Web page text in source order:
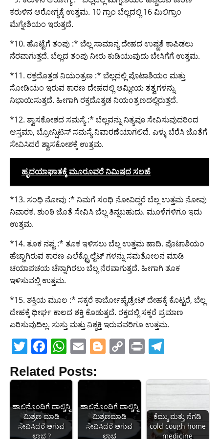
ಕರುಳಿನ ಆರೋಗ್ಯಕ್ಕೆ ಉತ್ತಮ. 10 ಗ್ರಾಂ ಬೆಲ್ಲದಲ್ಲಿ 16 ಮಿಲಿಗ್ರಾಂ
ಮೆಗ್ನೇಶಿಯಂ ಇರುತ್ತದೆ.
*10. ಹೊಟ್ಟೆಗೆ ತಂಪು :* ಬೆಲ್ಲ ಸಾಮಾನ್ಯ ದೇಹದ ಉಷ್ಣತೆ ಕಾಪಿಡಲು
ನೆರವಾಗುತ್ತದೆ. ಬೆಲ್ಲದ ತಂಪು ನೀರು ಕುಡಿಯುವುದು ಬೇಸಿಗೆಗೆ ಉತ್ತಮ.
*11. ರಕ್ತದೊತ್ತಡ ನಿಯಂತ್ರಣ :* ಬೆಲ್ಲದಲ್ಲಿ ಪೊಟಾಶಿಯಂ ಮತ್ತು
ಸೋಡಿಯಂ ಇರುವ ಕಾರಣ ದೇಹದಲ್ಲಿ ಆಮ್ಲೀಯ ತತ್ವಗಳನ್ನು
ನಿಭಾಯಿಸುತ್ತದೆ. ಹೀಗಾಗಿ ರಕ್ತದೊತ್ತಡ ನಿಯಂತ್ರಣದಲ್ಲಿರುತ್ತದೆ.
*12. ಶ್ವಾಸಕೋಶದ ಸಮಸ್ಯೆ :* ಬೆಲ್ಲವನ್ನು ನಿತ್ಯವೂ ಸೇವಿಸುವುದರಿಂದ
ಆಸ್ತಮಾ, ಬ್ರೋನ್ಷಿಟಿಸ್ ಸಮಸ್ಯೆ ನಿವಾರಣೆಯಾಗಲಿದೆ. ಎಳ್ಳು ಬೆರೆಸಿ ಜೊತೆಗೆ
ಸೇವಿಸಿದರೆ ಶ್ವಾಸಕೋಶಕ್ಕೆ ಉತ್ತಮ.
ಹೃದಯಾಘಾತಕ್ಕೆ ಮೂರೂವರೆ ನಿಮಿಷದ ಸಲಹೆ
*13. ಸಂಧಿ ನೋವು :* ನಿಮಗೆ ಸಂಧಿ ನೋವಿದ್ದರೆ ಬೆಲ್ಲ ಉತ್ತಮ ನೋವು
ನಿವಾರಕ. ಶುಂಠಿ ಜೊತೆ ಸೇವಿಸಿ ಬೆಲ್ಲ ತಿನ್ನಬಹುದು. ಮೂಳೆಗಳಿಗೂ ಇದು
ಉತ್ತಮ.
*14. ತೂಕ ನಷ್ಟ :* ತೂಕ ಇಳಿಸಲು ಬೆಲ್ಲ ಉತ್ತಮ ಹಾದಿ. ಪೊಟಾಶಿಯಂ
ಹೆಚ್ಚಾಗಿರುವ ಕಾರಣ ಎಲೆಕ್ಟ್ರೊಲೈಟ್ ಗಳನ್ನು ಸಮತೋಲನ ಮಾಡಿ
ಚಯಾಪಚಯ ಚೆನ್ನಾಗಿರಲು ಬೆಲ್ಲ ನೆರವಾಗುತ್ತದೆ. ಹೀಗಾಗಿ ತೂಕ
ಇಳಿಸುವಲ್ಲಿ ಉತ್ತಮ.
*15. ಶಕ್ತಿಯ ಮೂಲ :* ಸಕ್ಕರೆ ಕಾರ್ಬೋಹೈಡ್ರೇಟ್ ದೇಹಕ್ಕೆ ಕೊಟ್ಟರೆ, ಬೆಲ್ಲ
ದೇಹಕ್ಕೆ ಧೀರ್ಘ ಕಾಲದ ಶಕ್ತಿ ಕೊಡುತ್ತದೆ. ರಕ್ತದಲ್ಲಿ ಸಕ್ಕರೆ ಪ್ರಮಾಣ
ಏರಿಸುವುದಿಲ್ಲ. ಸುಸ್ತು ಮತ್ತು ನಿಶ್ಶಕ್ತಿ ಇರುವವರಿಗೂ ಉತ್ತಮ.
T
w
itt
F
a
c
b
o
W
at
A
p
E
ai
Bl
g
er
C
p
Li
n
Pr
t e
gr
a
m
Related Posts:
ಹಾಲಿನೊಂದಿಗೆ ದಾಲ್ಚಿನ್ನಿ
ಮಿಶ್ರಣ ಮಾಡಿ
ಸೇವಿಸಿದರೆ ಆಗುವ
ಲಾಭ ?
ಹಾಲಿನೊಂದಿಗೆ ದಾಲ್ಚಿನ್ನಿ
ಮಿಶ್ರಣಮಾಡಿ
ಸೇವಿಸಿದರೆ ಆಗುವ
ಲಾಭ
ಕೆಮ್ಮು ಮತ್ತು ನೆಗಡಿ
cold cough home
medicine